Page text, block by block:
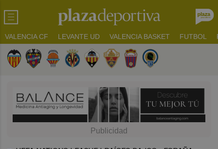
VALENCIA CF LEVANTE UD VALENCIA BASKET FUTBOL